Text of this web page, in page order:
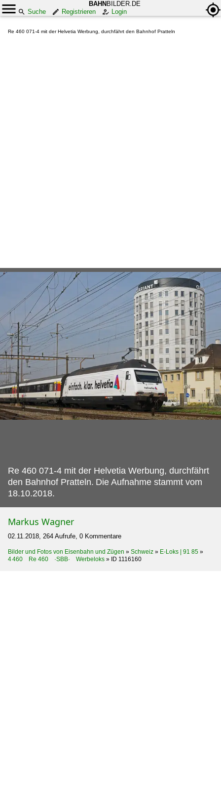
BAHN BILDER.DE
Suche
Registrieren Login
Re 460 071-4 mit der Helvetia Werbung, durchfährt den Bahnhof Pratteln
Re 460 071-4 mit der Helvetia Werbung, durchfährt
den Bahnhof Pratteln. Die Aufnahme stammt vom
18.10.2018.
Markus Wagner
02.11.2018, 264 Aufrufe, 0 Kommentare
Bilder und Fotos von Eisenbahn und Zügen » Schweiz » E-Loks | 91 85 »
4 460 Re 460 ·SBB· Werbeloks » ID 1116160